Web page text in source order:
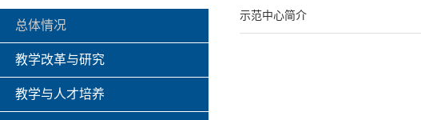
示范中心简介
总体情况
教学改革与研究
教学与人才培养